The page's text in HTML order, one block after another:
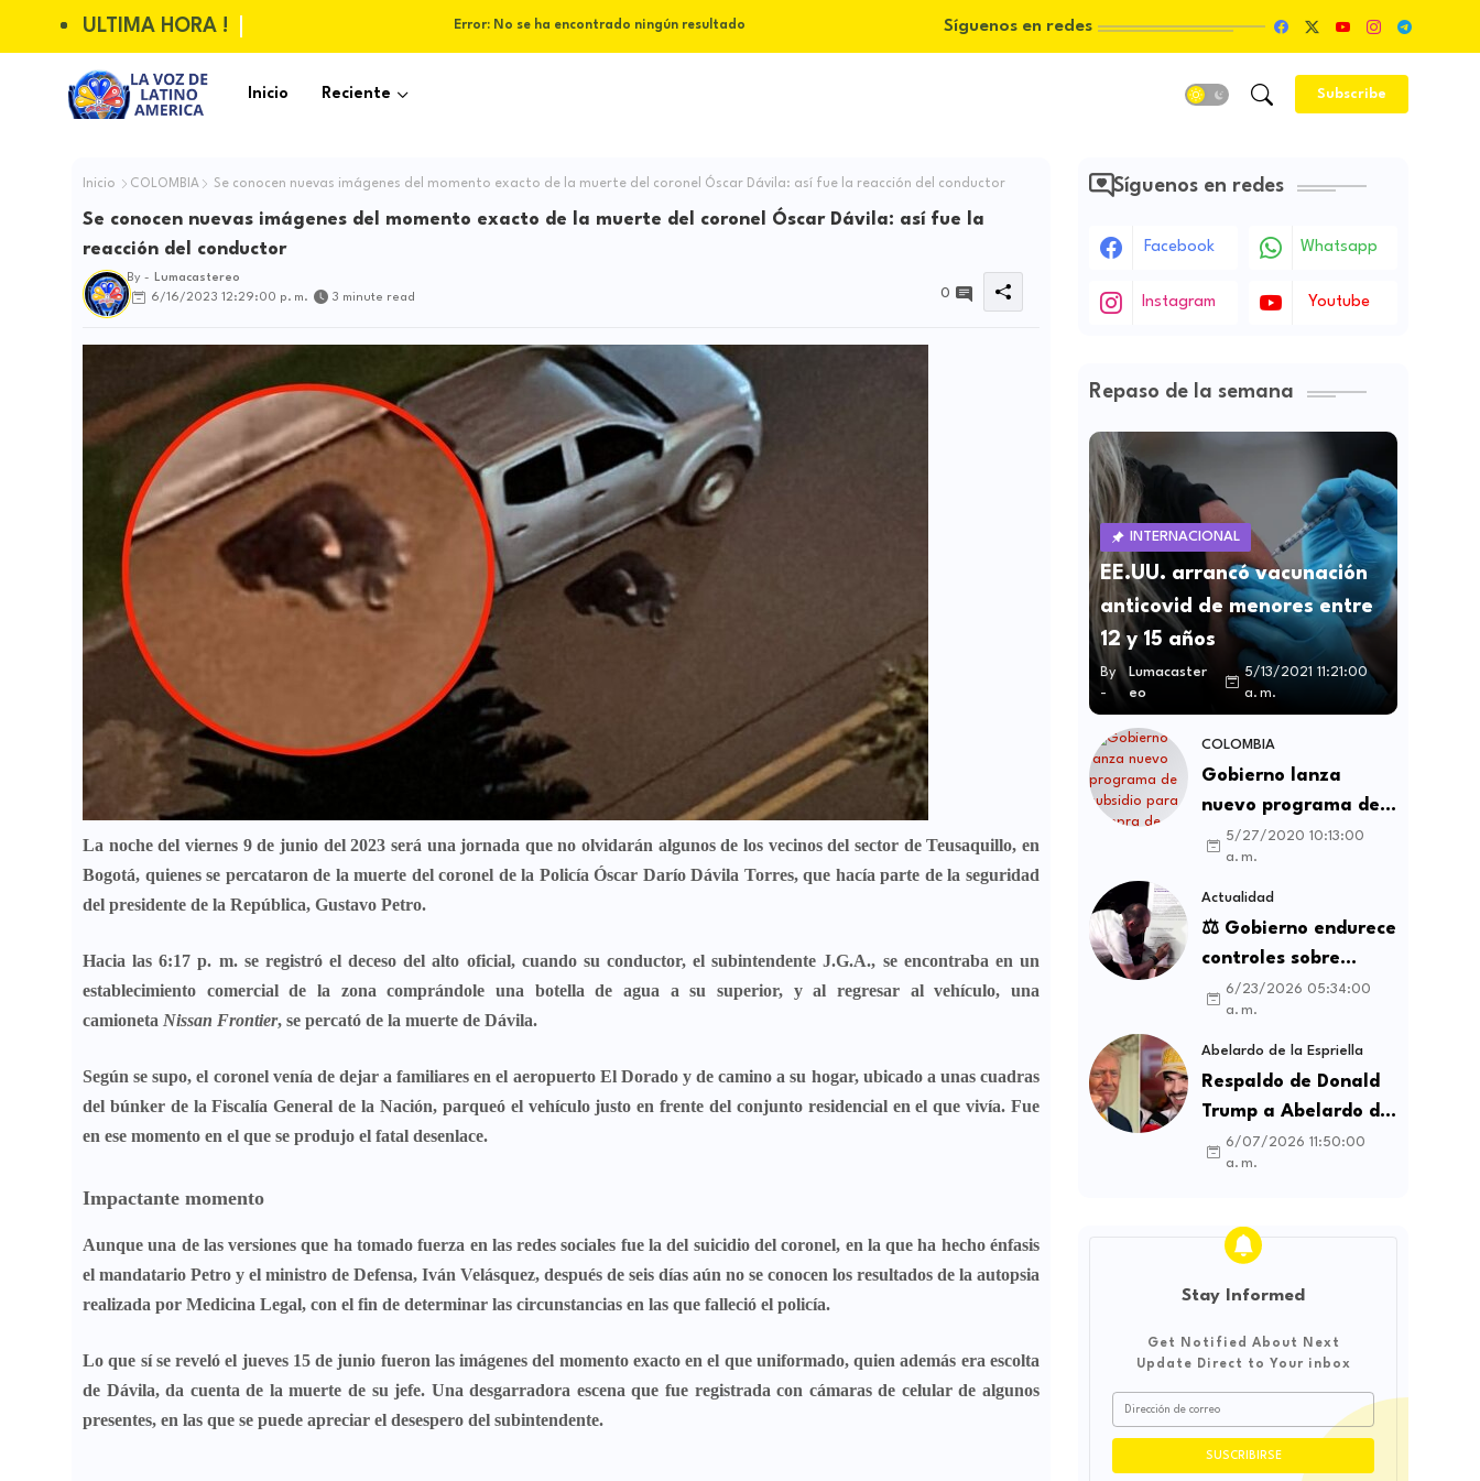
ULTIMA HORA ! Error: No se ha encontrado ningún resultado Síguenos en redes
Inicio Reciente Subscribe
Inicio COLOMBIA Se conocen nuevas imágenes del momento exacto de la muerte del coronel Óscar Dávila: así fue la reacción del conductor
Se conocen nuevas imágenes del momento exacto de la muerte del coronel Óscar Dávila: así fue la
reacción del conductor
By -
Lumacastereo
6/16/2023 12:29:00 p. m.
3 minute read 0
La noche del viernes 9 de junio del 2023 será una jornada que no olvidarán algunos de los vecinos del sector de Teusaquillo, en
Bogotá, quienes se percataron de la muerte del coronel de la PolicíaÓscar Darío Dávila Torres, que hacía parte de la seguridad
del presidente de la República, Gustavo Petro.
Hacia las 6:17 p. m. se registró el deceso del alto oficial, cuando su conductor, el subintendente J.G.A., se encontraba en un
establecimiento comercial de la zona comprándole una botella de agua a su superior, y al regresar al vehículo, una
camioneta Nissan Frontier, se percató de la muerte de Dávila.
Según se supo, el coronel venía de dejar a familiares en el aeropuerto El Dorado y de camino a su hogar, ubicado a unas cuadras
del búnker de la Fiscalía General de la Nación, parqueó el vehículo justo en frente del conjunto residencial en el que vivía. Fue
en ese momento en el que se produjo el fatal desenlace.
Impactante momento
Aunque una de las versiones que ha tomado fuerza en las redes sociales fue la del suicidio del coronel, en la que ha hecho énfasis
el mandatario Petro y el ministro de Defensa, Iván Velásquez, después de seis días aún no se conocen los resultados de la autopsia
realizada por Medicina Legal, con el fin de determinar las circunstancias en las que falleció el policía.
Lo que sí se reveló el jueves 15 de junio fueron las imágenes del momento exactoen el que uniformado, quien además era escolta
de Dávila, da cuenta de la muerte de su jefe. Una desgarradora escena que fue registrada con cámaras de celular de algunos
presentes, en las que se puede apreciar el desespero del subintendente.
Síguenos en redes
Facebook Whatsapp
Instagram Youtube
Repaso de la semana
INTERNACIONAL
EE.UU. arrancó vacunación
anticovid de menores entre
12 y 15 años
By
-
Lumacaster
eo
5/13/2021 11:21:00
a. m.
COLOMBIA
Gobierno lanza
nuevo programa de
subsidio para compra
de vivienda VIS y no
VIS
5/27/2020 10:13:00
a. m.
Actualidad
⚖️ Gobierno endurece
controles sobre
contratos sindicales
y busca frenar la
intermediación
laboral ilegal
6/23/2026 05:34:00
a. m.
Abelardo de la Espriella
Respaldo de Donald
Trump a Abelardo de
la Espriella genera
debate sobre
influencia
internacional
6/07/2026 11:50:00
a. m.
Stay Informed
Get Notified About Next
Update Direct to Your inbox